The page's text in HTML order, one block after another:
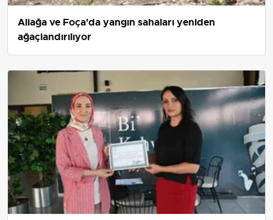
Aliağa ve Foça'da yangın sahaları yeniden
ağaçlandırılıyor